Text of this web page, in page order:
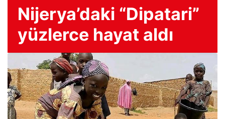
Nijerya’daki “Dipatari”
yüzlerce hayat aldı